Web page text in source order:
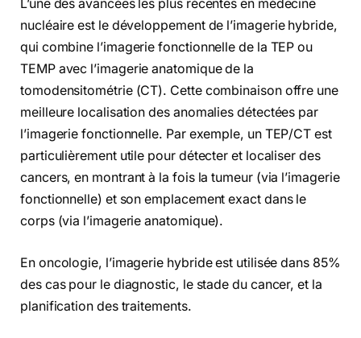
L’une des avancées les plus récentes en médecine
nucléaire est le développement de l’imagerie hybride,
qui combine l’imagerie fonctionnelle de la TEP ou
TEMP avec l’imagerie anatomique de la
tomodensitométrie (CT). Cette combinaison offre une
meilleure localisation des anomalies détectées par
l’imagerie fonctionnelle. Par exemple, un TEP/CT est
particulièrement utile pour détecter et localiser des
cancers, en montrant à la fois la tumeur (via l’imagerie
fonctionnelle) et son emplacement exact dans le
corps (via l’imagerie anatomique).
En oncologie, l’imagerie hybride est utilisée dans 85%
des cas pour le diagnostic, le stade du cancer, et la
planification des traitements.